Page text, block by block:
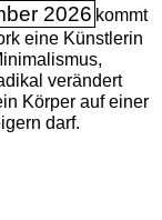
2026 kommt
eine Künstlerin
verändert
Körper auf einer
darf.